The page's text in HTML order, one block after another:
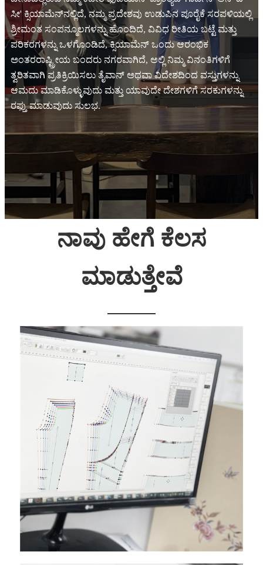
ಸೀ' ಕ್ಸಿಯಾಮೆನ್‌ನಲ್ಲಿದೆ, ನಮ್ಮ ಪ್ರದೇಶವು ಉಡುಪಿನ ಪೂರೈಕೆ ಸರಪಳಿಯಲ್ಲಿ
ಶ್ರೀಮಂತ ಸಂಪನ್ಮೂಲಗಳನ್ನು ಹೊಂದಿದೆ, ವಿವಿಧ ರೀತಿಯ ಬಟ್ಟೆ ಮತ್ತು
ಪರಿಕರಗಳನ್ನು ಒಳಗೊಂಡಿದೆ, ಕ್ಸಿಯಾಮೆನ್ ಒಂದು ಆರಂಭಿಕ
ಅಂತರರಾಷ್ಟ್ರೀಯ ಬಂದರು ನಗರವಾಗಿದೆ, ಅಲ್ಲಿ ನಿಮ್ಮ ವಿನಂತಿಗಳಿಗೆ
ತ್ವರಿತವಾಗಿ ಪ್ರತಿಕ್ರಿಯಿಸಲು ತೈವಾನ್ ಅಥವಾ ವಿದೇಶದಿಂದ ವಸ್ತುಗಳನ್ನು
ಆಮದು ಮಾಡಿಕೊಳ್ಳುವುದು ಮತ್ತು ಯಾವುದೇ ದೇಶಗಳಿಗೆ ಸರಕುಗಳನ್ನು
ರಫ್ತು ಮಾಡುವುದು ಸುಲಭ.
ನಾವು ಹೇಗೆ ಕೆಲಸ
ಮಾಡುತ್ತೇವೆ